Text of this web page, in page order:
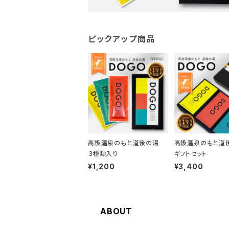
ピックアップ商品
高級温泉のもと道後の湯
３種類入り
¥1,200
高級温泉のもと
ギフトセット
¥3,400
ABOUT